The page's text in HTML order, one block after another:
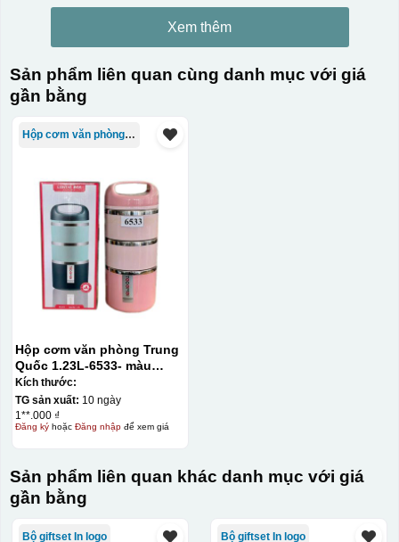
Kiểu in:
In lưới (silk screen printing) trong ngành quà tặng là kỹ
thuật in ấn sử dụng một tấm lưới được phủ hóa chất cảm
quang, trong đó hình ảnh cần in được phơi sáng tạo
Xem thêm
Sản phẩm liên quan cùng danh mục với giá
gần bằng
Hộp cơm văn phòng Trung Quốc
Hộp cơm văn phòng Trung
Quốc 1.23L-6533- màu
hồng
Kích thước:
TG sản xuất: 10 ngày
1**.000 ₫
Đăng kýhoặc Đăng nhậpđể xem giá
Sản phẩm liên quan khác danh mục với giá
gần bằng
Bộ giftset In logo Bộ giftset In logo